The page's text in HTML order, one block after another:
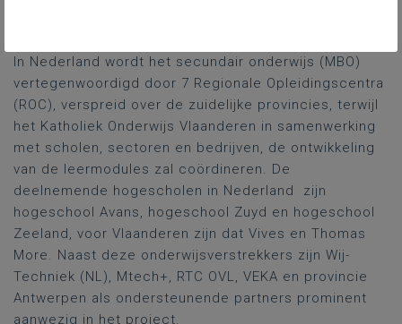
In Nederland wordt het secundair onderwijs (MBO)
vertegenwoordigd door 7 Regionale Opleidingscentra
(ROC), verspreid over de zuidelijke provincies, terwijl
het Katholiek Onderwijs Vlaanderen in samenwerking
met scholen, sectoren en bedrijven, de ontwikkeling
van de leermodules zal coördineren. De
deelnemende hogescholen in Nederland zijn
hogeschool Avans, hogeschool Zuyd en hogeschool
Zeeland, voor Vlaanderen zijn dat Vives en Thomas
More. Naast deze onderwijsverstrekkers zijn Wij-
Techniek (NL), Mtech+, RTC OVL, VEKA en provincie
Antwerpen als ondersteunende partners prominent
aanwezig in het project.